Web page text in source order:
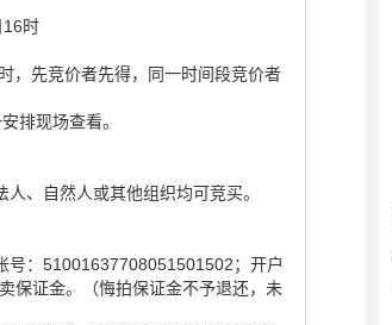
16时
，先竞价者先得，同一时间段竞价者
排现场查看。
、自然人或其他组织均可竞买。
号：51001637708051501502；开户
保证金。（悔拍保证金不予退还，未